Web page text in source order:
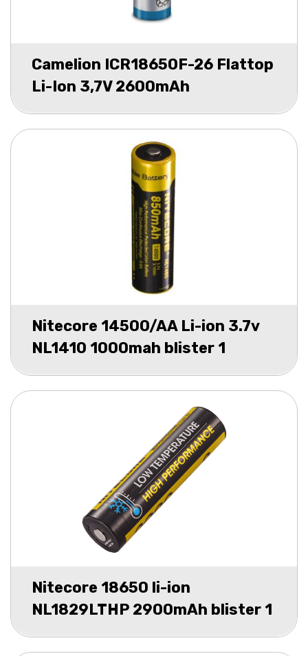
Camelion ICR18650F-26 Flattop
Li-Ion 3,7V 2600mAh
Nitecore 14500/AA Li-ion 3.7v
NL1410 1000mah blister 1
Nitecore 18650 li-ion
NL1829LTHP 2900mAh blister 1